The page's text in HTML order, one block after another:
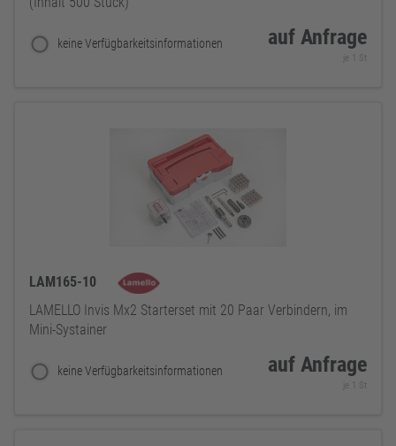
keine Verfügbarkeitsinformationen auf Anfrage
je 1 St
LAM165-10
LAMELLO Invis Mx2 Starterset mit 20 Paar Verbindern, im
Mini-Systainer
keine Verfügbarkeitsinformationen auf Anfrage
je 1 St